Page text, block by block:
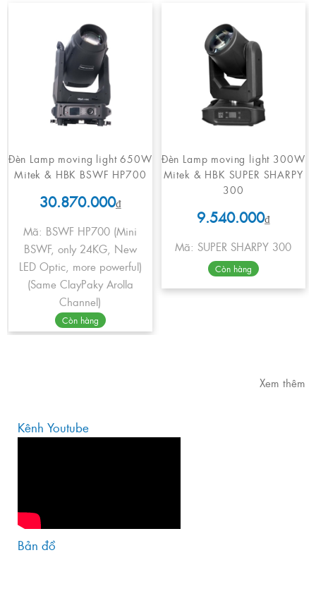
Đèn Lamp moving light 650W
Mitek & HBK BSWF HP700
30.870.000₫
Mã: BSWF HP700 (Mini
BSWF, only 24KG, New
LED Optic, more powerful)
(Same ClayPaky Arolla
Channel)
Còn hàng
Đèn Lamp moving light 300W
Mitek & HBK SUPER SHARPY
300
9.540.000₫
Mã: SUPER SHARPY 300
Còn hàng
Xem thêm
Kênh Youtube
Bản đồ